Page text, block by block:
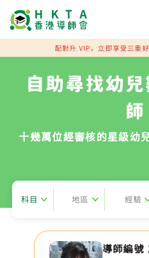
配對升 VIP，立即享受三重
自助尋找幼
師
十幾萬位經審核的星級幼
科目 地區 經驗
導師編號